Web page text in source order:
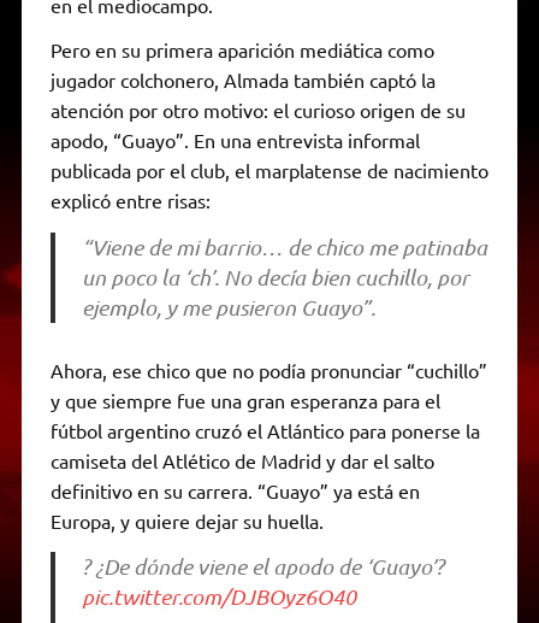
en el mediocampo.
Pero en su primera aparición mediática como
jugador colchonero, Almada también captó la
atención por otro motivo: el curioso origen de su
apodo, “Guayo”. En una entrevista informal
publicada por el club, el marplatense de nacimiento
explicó entre risas:
“Viene de mi barrio… de chico me patinaba
un poco la ‘ch’. No decía bien cuchillo, por
ejemplo, y me pusieron Guayo”.
Ahora, ese chico que no podía pronunciar “cuchillo”
y que siempre fue una gran esperanza para el
fútbol argentino cruzó el Atlántico para ponerse la
camiseta del Atlético de Madrid y dar el salto
definitivo en su carrera. “Guayo” ya está en
Europa, y quiere dejar su huella.
? ¿De dónde viene el apodo de ‘Guayo’?
pic.twitter.com/DJBOyz6O40